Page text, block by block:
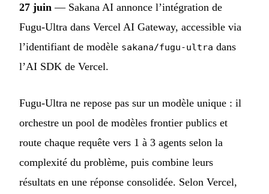
27 juin — Sakana AI annonce l’intégration de
Fugu-Ultra dans Vercel AI Gateway, accessible via
l’identifiant de modèle sakana/fugu-ultra dans
l’AI SDK de Vercel.
Fugu-Ultra ne repose pas sur un modèle unique : il
orchestre un pool de modèles frontier publics et
route chaque requête vers 1 à 3 agents selon la
complexité du problème, puis combine leurs
résultats en une réponse consolidée. Selon Vercel,